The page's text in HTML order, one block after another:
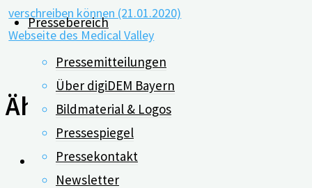
Pressebereich
Pressemitteilungen
Über digiDEM Bayern
Bildmaterial & Logos
Pressespiegel
Pressekontakt
Newsletter
verschreiben können (21.01.2020)
Webseite des Medical Valley
Ähnliche Beiträge